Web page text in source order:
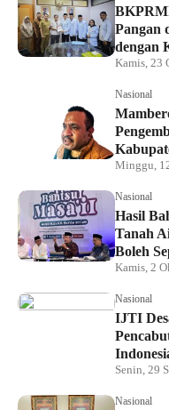
Pangan
dengan
Kamis, 23
Nasional
Minggu,
Nasional
Hasil
Tanah
Boleh
Kamis, 2
Nasional
IJTI
Senin, 29
Nasional